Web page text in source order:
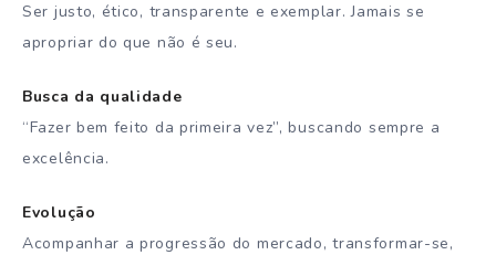
Ser justo, ético, transparente e exemplar. Jamais se
apropriar do que não é seu.
Busca da qualidade
“Fazer bem feito da primeira vez”, buscando sempre a
excelência.
Evolução
Acompanhar a progressão do mercado, transformar-se,